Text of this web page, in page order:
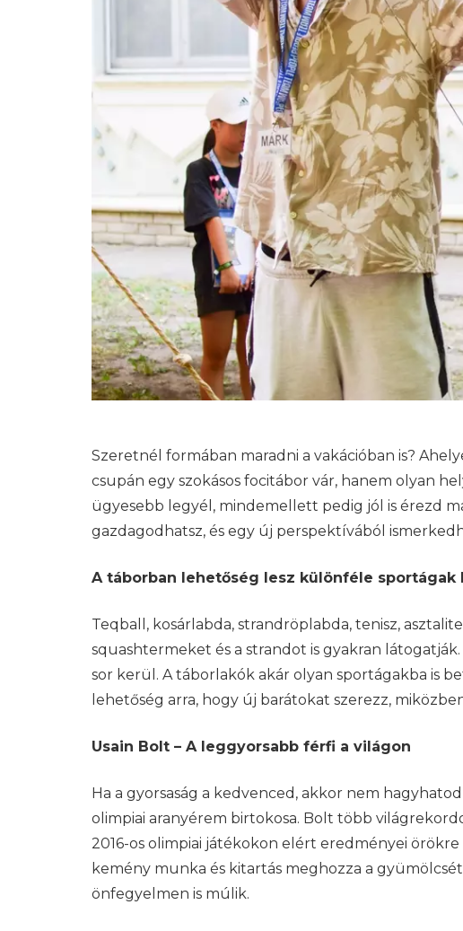
Szeretnél formában maradni a vakációban is?
csupán egy szokásos focitábor vár, hanem olyan
ügyesebb legyél, mindemellett pedig jól is érezd
gazdagodhatsz, és egy új perspektívából
A táborban lehetőség lesz különféle sportágak
Teqball, kosárlabda, strandröplabda, tenisz,
squashtermeket és a strandot is gyakran
sor kerül. A táborlakók akár olyan sportágakba is
lehetőség arra, hogy új barátokat szerezz,
Usain Bolt – A leggyorsabb férfi a világon
Ha a gyorsaság a kedvenced, akkor nem
olimpiai aranyérem birtokosa. Bolt több
2016-os olimpiai játékokon elért eredményei
kemény munka és kitartás meghozza a
önfegyelmen is múlik.